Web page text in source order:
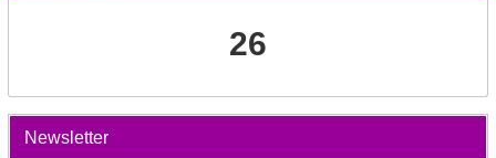
26
Newsletter